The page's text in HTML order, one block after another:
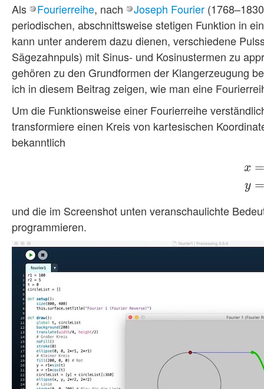
Als Fourierreihe, nach Joseph Fourier
periodischen, abschnittsweise stetigen Funktion in
kann unter anderem dazu dienen, verschiedene
Sägezahnpuls) mit Sinus- und Kosinustermen zu
gehören zu den Grundformen der Klangerzeugung
ich in diesem Beitrag zeigen, wie man eine
Um die Funktionsweise einer Fourierreihe
transformiere einen Kreis von kartesischen
bekanntlich
x
y
x=
und die im Screenshot unten veranschaulichte
programmieren.